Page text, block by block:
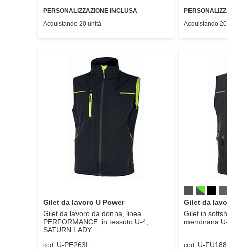
PERSONALIZZAZIONE INCLUSA
Acquistando 20 unità
Acquistando
Gilet da lavoro U Power
Gilet da lavoro da donna, linea
PERFORMANCE, in tessuto U-4,
SATURN LADY
cod. U-PE263L
Gilet da
Gilet in
membrana
cod. U-FU188